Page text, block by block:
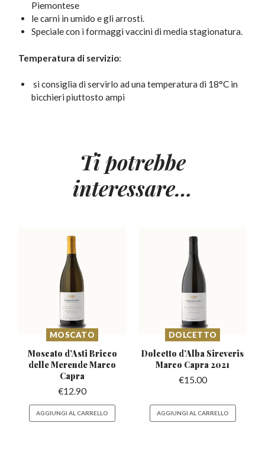
Piemontese
le carni in umido e gli arrosti.
Speciale con i formaggi vaccini di media stagionatura.
Temperatura di servizio:
si consiglia di servirlo ad una temperatura di 18°C in
bicchieri piuttosto ampi
Ti potrebbe
interessare…
MOSCATO
Moscato d’Asti Bricco
delle Merende Marco
Capra
€12.90
AGGIUNGI AL CARRELLO
DOLCETTO
Dolcetto d’Alba Sireveris
Marco Capra 2021
€15.00
AGGIUNGI AL CARRELLO